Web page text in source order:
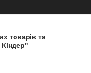
товарів та